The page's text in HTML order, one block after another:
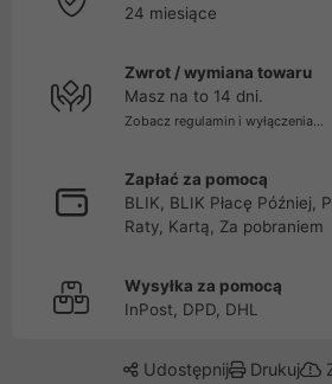
24 miesiące
Zwrot / wymiana towaru
Masz na to 14 dni.
Zobacz regulamin i wyłączenia...
Zapłać za pomocą
BLIK, BLIK Płacę Później,
Raty, Kartą, Za pobraniem
Wysyłka za pomocą
InPost, DPD, DHL
Udostępnij Drukuj